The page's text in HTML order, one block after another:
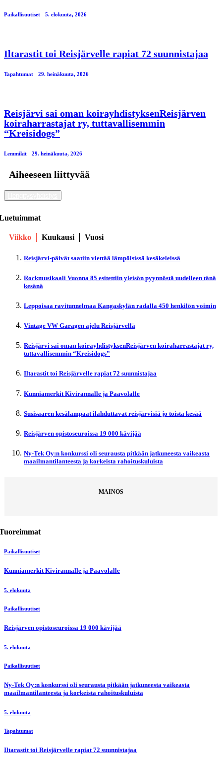
Paikallisuutiset 5. elokuuta, 2026
Iltarastit toi Reisjärvelle rapiat 72 suunnistajaa
Tapahtumat 29. heinäkuuta, 2026
Reisjärvi sai oman koirayhdistyksenReisjärven
koiraharrastajat ry, tuttavallisemmin
“Kreisidogs”
Lemmikit 29. heinäkuuta, 2026
Aiheeseen liittyvää
Viikko Kuukausi Vuosi
Reisjärvi-päivät saatiin viettää lämpöisissä kesäkeleissä
Rockmusikaali Vuonna 85 esitettiin yleisön pyynnöstä uudelleen tänä
kesänä
Leppoisaa ravitunnelmaa Kangaskylän radalla 450 henkilön voimin
Vintage VW Garagen ajelu Reisjärvellä
Reisjärvi sai oman koirayhdistyksenReisjärven koiraharrastajat ry,
tuttavallisemmin “Kreisidogs”
Iltarastit toi Reisjärvelle rapiat 72 suunnistajaa
Kunniamerkit Kivirannalle ja Paavolalle
Susisaaren kesälampaat ilahduttavat reisjärvisiä jo toista kesää
Reisjärven opistoseuroissa 19 000 kävijää
Ny-Tek Oy:n konkurssi oli seurausta pitkään jatkuneesta vaikeasta
maailmantilanteesta ja korkeista rahoituskuluista
MAINOS
Paikallisuutiset
Kunniamerkit Kivirannalle ja Paavolalle
5. elokuuta
Paikallisuutiset
Reisjärven opistoseuroissa 19 000 kävijää
5. elokuuta
Paikallisuutiset
Ny-Tek Oy:n konkurssi oli seurausta pitkään jatkuneesta vaikeasta
maailmantilanteesta ja korkeista rahoituskuluista
5. elokuuta
Tapahtumat
Iltarastit toi Reisjärvelle rapiat 72 suunnistajaa